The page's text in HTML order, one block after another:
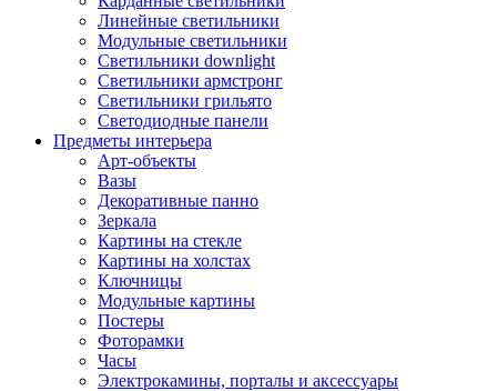
Линейные светильники
Модульные светильники
Светильники downlight
Светильники армстронг
Светильники грильято
Светодиодные панели
Предметы интерьера
Арт-объекты
Вазы
Декоративные панно
Зеркала
Картины на стекле
Картины на холстах
Ключницы
Модульные картины
Постеры
Фоторамки
Часы
Электрокамины, порталы и аксессуары